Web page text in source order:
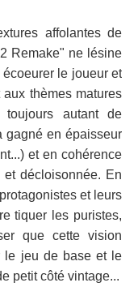
affolantes de
Remake" ne lésine
le joueur et
thèmes matures
autant de
gagné en épaisseur
et en cohérence
décloisonnée. En
et leurs
tiquer les puristes,
que cette vision
le jeu de base et le
petit côté vintage...